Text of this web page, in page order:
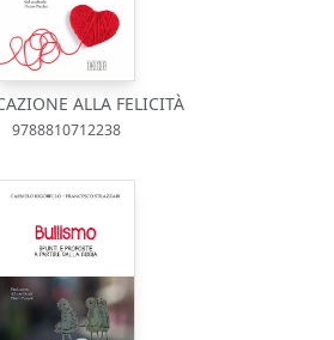
ALLA FELICITÀ
9788810712238